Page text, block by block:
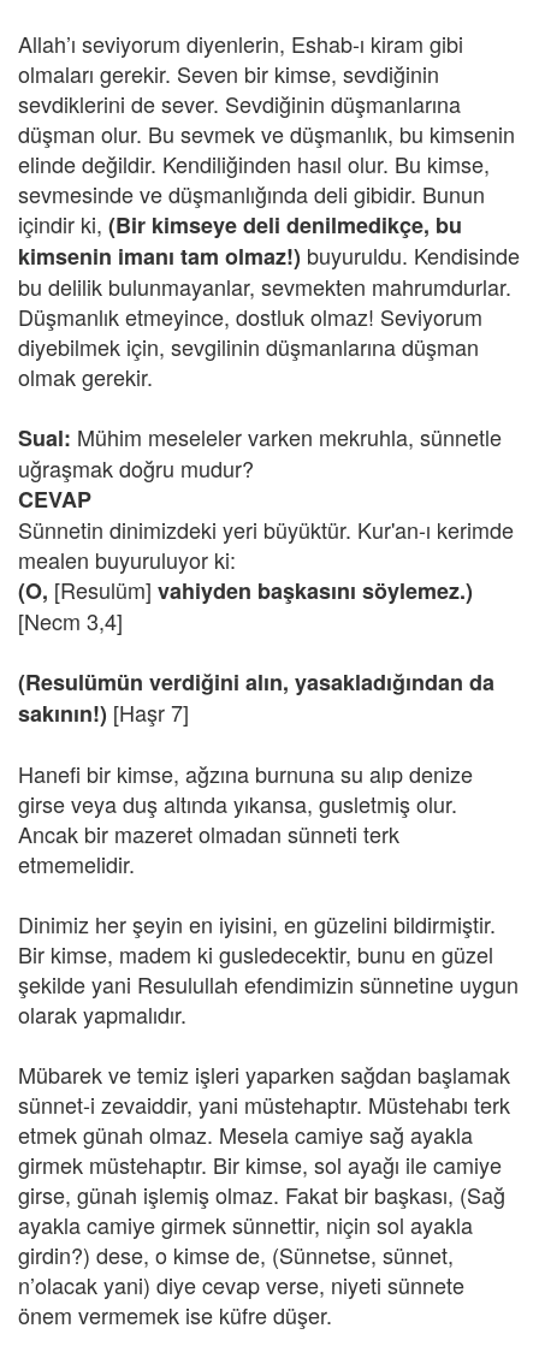
Allah’ı seviyorum diyenlerin, Eshab-ı kiram gibi
olmaları gerekir. Seven bir kimse, sevdiğinin
sevdiklerini de sever. Sevdiğinin düşmanlarına
düşman olur. Bu sevmek ve düşmanlık, bu kimsenin
elinde değildir. Kendiliğinden hasıl olur. Bu kimse,
sevmesinde ve düşmanlığında deli gibidir. Bunun
içindir ki, (Bir kimseye deli denilmedikçe, bu
kimsenin imanı tam olmaz!) buyuruldu. Kendisinde
bu delilik bulunmayanlar, sevmekten mahrumdurlar.
Düşmanlık etmeyince, dostluk olmaz! Seviyorum
diyebilmek için, sevgilinin düşmanlarına düşman
olmak gerekir.
Sual: Mühim meseleler varken mekruhla, sünnetle
uğraşmak doğru mudur?
CEVAP
Sünnetin dinimizdeki yeri büyüktür. Kur'an-ı kerimde
mealen buyuruluyor ki:
(O, [Resulüm] vahiyden başkasını söylemez.)
[Necm 3,4]
(Resulümün verdiğini alın, yasakladığından da
sakının!) [Haşr 7]
Hanefi bir kimse, ağzına burnuna su alıp denize
girse veya duş altında yıkansa, gusletmiş olur.
Ancak bir mazeret olmadan sünneti terk
etmemelidir.
Dinimiz her şeyin en iyisini, en güzelini bildirmiştir.
Bir kimse, madem ki gusledecektir, bunu en güzel
şekilde yani Resulullah efendimizin sünnetine uygun
olarak yapmalıdır.
Mübarek ve temiz işleri yaparken sağdan başlamak
sünnet-i zevaiddir, yani müstehaptır. Müstehabı terk
etmek günah olmaz. Mesela camiye sağ ayakla
girmek müstehaptır. Bir kimse, sol ayağı ile camiye
girse, günah işlemiş olmaz. Fakat bir başkası, (Sağ
ayakla camiye girmek sünnettir, niçin sol ayakla
girdin?) dese, o kimse de, (Sünnetse, sünnet,
n’olacak yani) diye cevap verse, niyeti sünnete
önem vermemek ise küfre düşer.